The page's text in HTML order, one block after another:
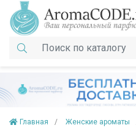
Главная Женские ароматы